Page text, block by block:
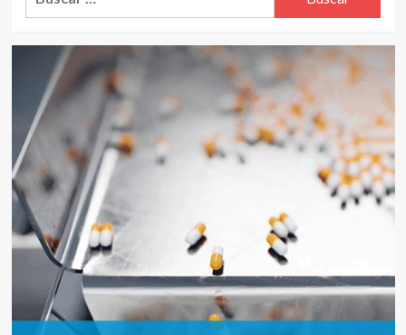
36,6%
sufre
acoso
y
muestran
salud
mental
alterada